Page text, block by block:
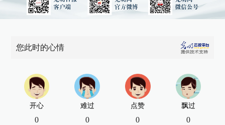
您此时的心情
开心
0
难过
0
点赞
0
飘过
0